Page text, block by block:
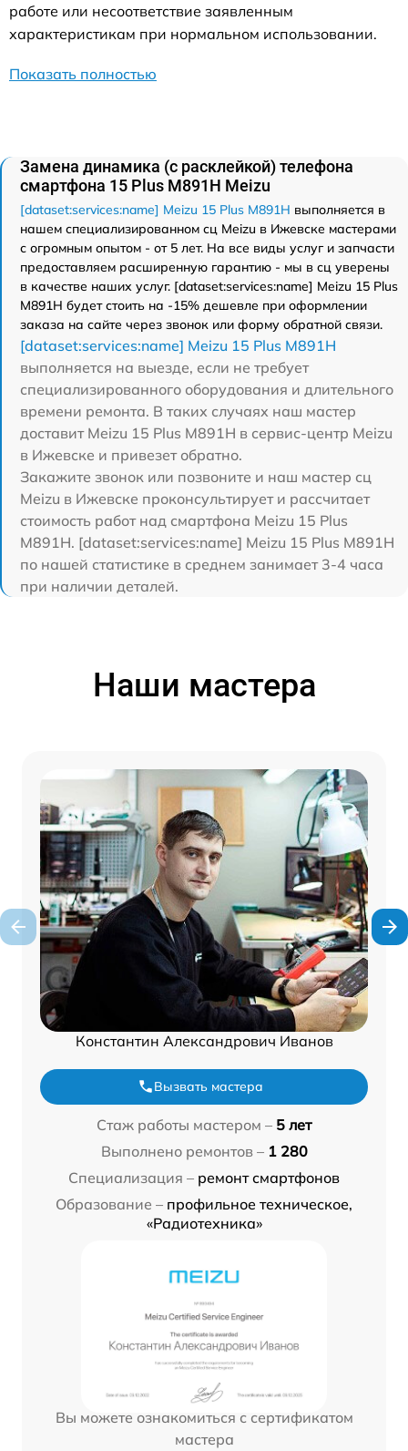
работе или несоответствие заявленным
характеристикам при нормальном использовании.
Показать полностью
Замена динамика (с расклейкой) телефона
смартфона 15 Plus M891H Meizu
[dataset:services:name] Meizu 15 Plus M891H выполняется в
нашем специализированном сц Meizu в Ижевске мастерами
с огромным опытом - от 5 лет. На все виды услуг и запчасти
предоставляем расширенную гарантию - мы в сц уверены
в качестве наших услуг. [dataset:services:name] Meizu 15 Plus
M891H будет стоить на -15% дешевле при оформлении
заказа на сайте через звонок или форму обратной связи.
[dataset:services:name] Meizu 15 Plus M891H
выполняется на выезде, если не требует
специализированного оборудования и длительного
времени ремонта. В таких случаях наш мастер
доставит Meizu 15 Plus M891H в сервис-центр Meizu
в Ижевске и привезет обратно.
Закажите звонок или позвоните и наш мастер сц
Meizu в Ижевске проконсультирует и рассчитает
стоимость работ над смартфона Meizu 15 Plus
M891H. [dataset:services:name] Meizu 15 Plus M891H
по нашей статистике в среднем занимает 3-4 часа
при наличии деталей.
Наши мастера
Константин Александрович Иванов
Вызвать мастера
Стаж работы мастером – 5 лет
Выполнено ремонтов – 1 280
Специализация – ремонт смартфонов
Образование – профильное техническое,
«Радиотехника»
Вы можете ознакомиться с сертификатом
мастера